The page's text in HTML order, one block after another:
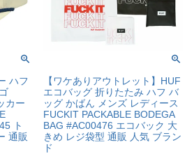
ハフ
カー
ト
通販
【ワケありアウトレット】HUF
エコバッグ 折りたたみ ハフ バ
ッグ かばん メンズ レディース
FUCKIT PACKABLE BODEGA
BAG #AC00476 エコバック 大
きめ レジ袋型 通販 人気 ブラン
ド